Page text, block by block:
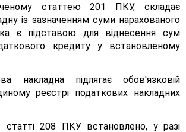
статтею 201 ПКУ, складає
із зазначенням суми нарахованого
є підставою для віднесення сум
кредиту у встановленому
накладна підлягає обов'язковій
реєстрі податкових накладних
статті 208 ПКУ встановлено, у разі